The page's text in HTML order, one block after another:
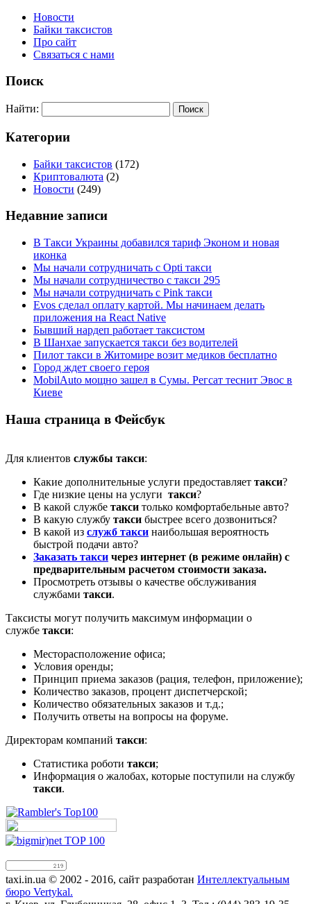
Новости
Байки таксистов
Про сайт
Связаться с нами
Поиск
Найти:
Категории
Байки таксистов (172)
Криптовалюта (2)
Новости (249)
Недавние записи
В Такси Украины добавился тариф Эконом и новая
иконка
Мы начали сотрудничать с Opti такси
Мы начали сотрудничество с такси 295
Мы начали сотрудничать с Pink такси
Evos сделал оплату картой. Мы начинаем делать
приложения на React Native
Бывший нардеп работает таксистом
В Шанхае запускается такси без водителей
Пилот такси в Житомире возит медиков бесплатно
Город ждет своего героя
MobilAuto мощно зашел в Сумы. Регсат теснит Эвос в
Киеве
Наша страница в Фейсбук
Для клиентов службы такси:
Какие дополнительные услуги предоставляет такси?
Где низкие цены на услуги такси?
В какой службе такси только комфортабельные авто?
В какую службу такси быстрее всего дозвониться?
В какой из служб такси наибольшая вероятность
быстрой подачи авто?
Заказать такси через интернет (в режиме онлайн) с
предварительным расчетом стоимости заказа.
Просмотреть отзывы о качестве обслуживания
службами такси.
Таксисты могут получить максимум информации о
службе такси:
Месторасположение офиса;
Условия оренды;
Принцип приема заказов (рация, телефон, приложение);
Количество заказов, процент диспетчерской;
Количество обязательных заказов и т.д.;
Получить ответы на вопросы на форуме.
Директорам компаний такси:
Статистика роботи такси;
Информация о жалобах, которые поступили на службу
такси.
taxi.in.ua © 2002 - 2016, сайт разработан Интеллектуальным
бюро Vertykal.